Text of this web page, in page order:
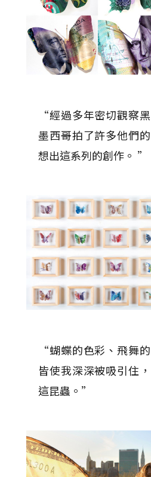
“經過多年密切觀察
墨西哥拍了許多他們
想出這系列的創作。 ”
“蝴蝶的色彩、飛舞
皆使我深深被吸引住
這昆蟲。”